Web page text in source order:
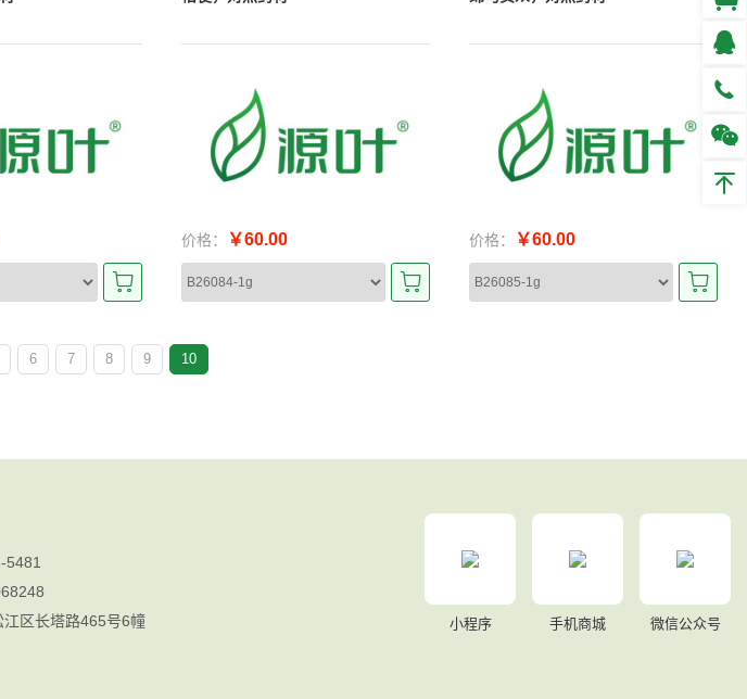
价格： ￥60.00 价格： ￥60.00
6 7 8 9 10
5481
区长塔路465号6幢
小程序 手机商城 微信公众号